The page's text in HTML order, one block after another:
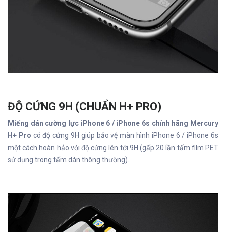
ĐỘ CỨNG 9H (CHUẨN H+ PRO)
Miếng dán cường lực iPhone 6 / iPhone 6s chính hãng Mercury
H+ Pro có độ cứng 9H giúp bảo vệ màn hình iPhone 6 / iPhone 6s
một cách hoàn hảo với độ cứng lên tới 9H (gấp 20 lần tấm film PET
sử dụng trong tấm dán thông thường).